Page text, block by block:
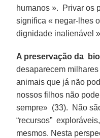
humanos ». Privar os
significa « negar-lhes
dignidade inalienável
A preservação da
desaparecem
animais que já não
nossos filhos não
sempre» (33). Não
“recursos”
mesmos. Nesta